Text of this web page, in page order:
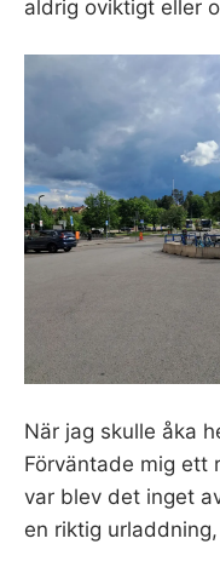
aldrig oviktigt eller
När jag skulle åka
Förväntade mig ett
var blev det inget
en riktig